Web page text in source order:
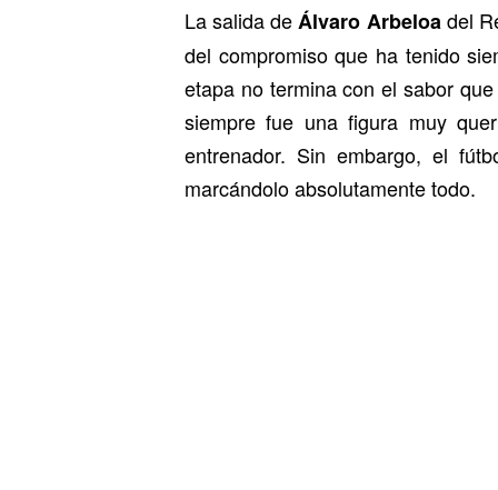
La salida de Álvaro Arbeloadel
del compromiso que ha tenido
etapa no termina con el sabor
siempre fue una figura muy
entrenador. Sin embargo, el
marcándolo absolutamente todo.